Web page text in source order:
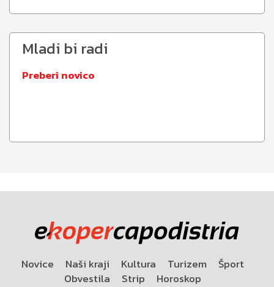
Mladi bi radi
Preberi novico
Novice Naši kraji Kultura Turizem
Šport
Obvestila
Strip Horoskop